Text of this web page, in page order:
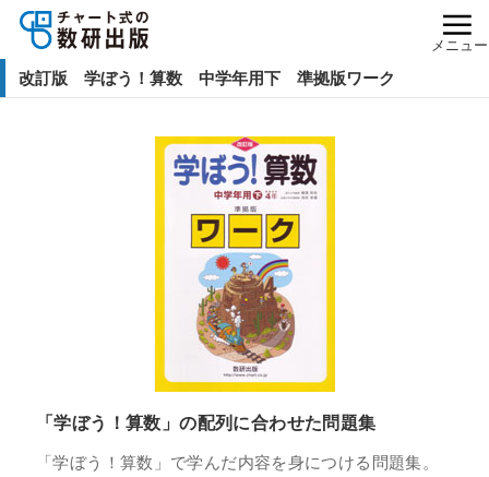
メニュー
改訂版 学ぼう！算数 中学年用下 準拠版ワーク
「学ぼう！算数」の配列に合わせた問題集
「学ぼう！算数」で学んだ内容を身につける問題集。